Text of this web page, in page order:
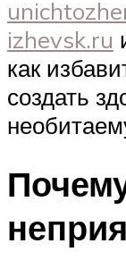
izhevsk.ru
как
создать